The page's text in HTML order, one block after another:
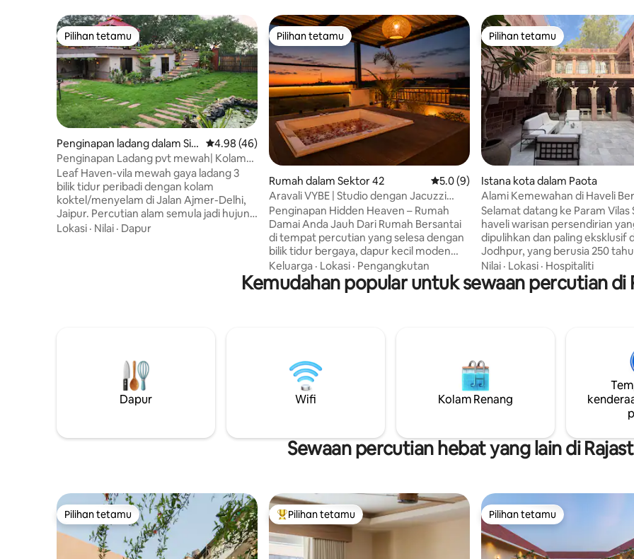
Pilihan tetamu
Pilihan tetamu
Penginapan ladang dalam Sit
apura Bas Sanjhariya
Penarafan purata 4.98 daripada 5, 46 ulasan
4.98 (46)
Penginapan Ladang pvt mewah| Kolam
terjun | LeafHaven Jaipur
Leaf Haven-vila mewah gaya ladang 3
bilik tidur peribadi dengan kolam
koktel/menyelam di Jalan Ajmer-Delhi,
Jaipur. Percutian alam semula jadi hujung
minggu yang sempurna daripada
kicauan burung, berehat di tepi unggun
Penginapan yang mesra untuk
penginapan panjang/selesa bekerja dari
kembali kepada diri sendiri
Lokasi · Nilai · Dapur
Pilihan tetamu
Pilihan tetamu
Rumah dalam Sektor 42 Penarafan purata 5.0 daripada 5, 9 ulasan
5.0 (9)
Aravali VYBE | Studio dengan Jacuzzi
Teres Persendirian
Penginapan Hidden Heaven – Rumah
Damai Anda Jauh Dari Rumah Bersantai
di tempat percutian yang selesa dengan
bilik tidur bergaya, dapur kecil moden
dan ruang tamu yang cerah. Nikmati
kehijauan yang subur melalui tingkap
besar dan bersantai di teres persendirian
pasangan, keluarga dan pekerja jarak
jauh yang mencari keselesaan, alam
semula jadi dan ketenangan. Sesuai
untuk pasangan & rakan-rakan untuk
Keluarga · Lokasi · Pengangkutan
Pilihan tetamu
Pilihan tetamu
Istana kota dalam Paota
Alami Kemewahan di Haveli
Tahun
Selamat datang ke Param Vilas Salah satu
haveli warisan persendirian
dipulihkan dan paling eksklusif
Jodhpur, yang berusia 250 tahun
Halaman persendirian dengan
renang terjun eksklusif • Bilik
persendirian untuk malam
Umaid Bhawan, Kubu
City • Dicipta untuk mereka
mencari privasi, keaslian &
yang tidak dapat dilupakan •
dengan indah dengan seni bina
Rajasthani yang abadi & hiasan
Nilai · Lokasi · Hospitaliti
Kemudahan popular untuk sewaan percutian di
Dapur Wifi Kolam Renang
Sewaan percutian hebat yang lain di
Pilihan tetamu
Pilihan tetamu Pilihan utama tetamu
Pilihan tetamu Pilihan tetamu
Pilihan tetamu